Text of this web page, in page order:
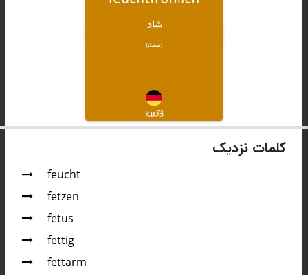
کلمات نزدیک
feucht
fetzen
fetus
fettig
fettarm